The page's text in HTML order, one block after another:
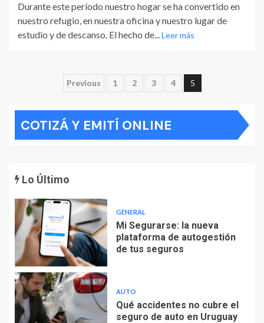
Durante este período nuestro hogar se ha convertido en
nuestro refugio, en nuestra oficina y nuestro lugar de
estudio y de descanso. El hecho de...Leer más
Paginación
de
entradas
Previous 1 2 3 4 5
COTIZÁ Y EMITÍ ONLINE
Lo Último
GENERAL
Mi Segurarse: la nueva
plataforma de autogestión
de tus seguros
AUTO
Qué accidentes no cubre el
seguro de auto en Uruguay